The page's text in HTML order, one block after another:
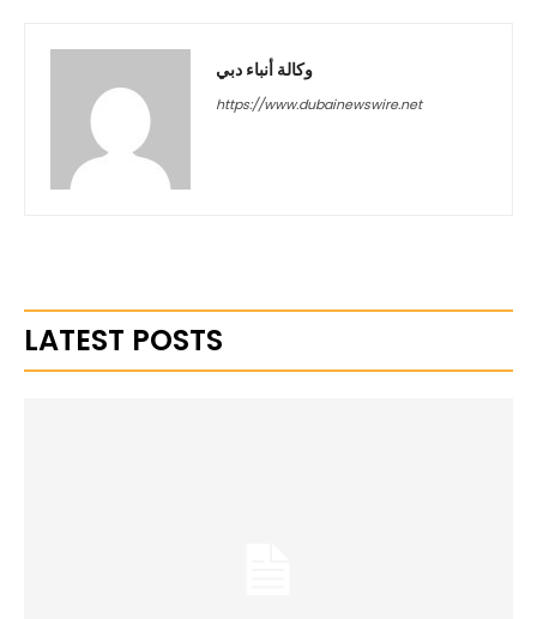
وكالة أنباء دبي
https://www.dubainewswire.net
LATEST POSTS